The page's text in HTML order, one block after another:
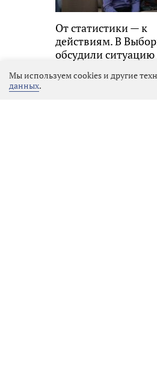
От статистики — к
действиям. В
обсудили ситуацию
муниципалитетах
Мы используем cookies и другие
данных.